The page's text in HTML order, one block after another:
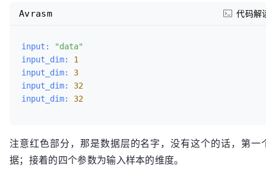
input:
"data"
input_dim:
1
input_dim:
3
input_dim:
32
input_dim:
32
Avrasm 代码解
注意红色部分，那是数据层的名字，没有这个的话，第一
据；接着的四个参数为输入样本的维度。